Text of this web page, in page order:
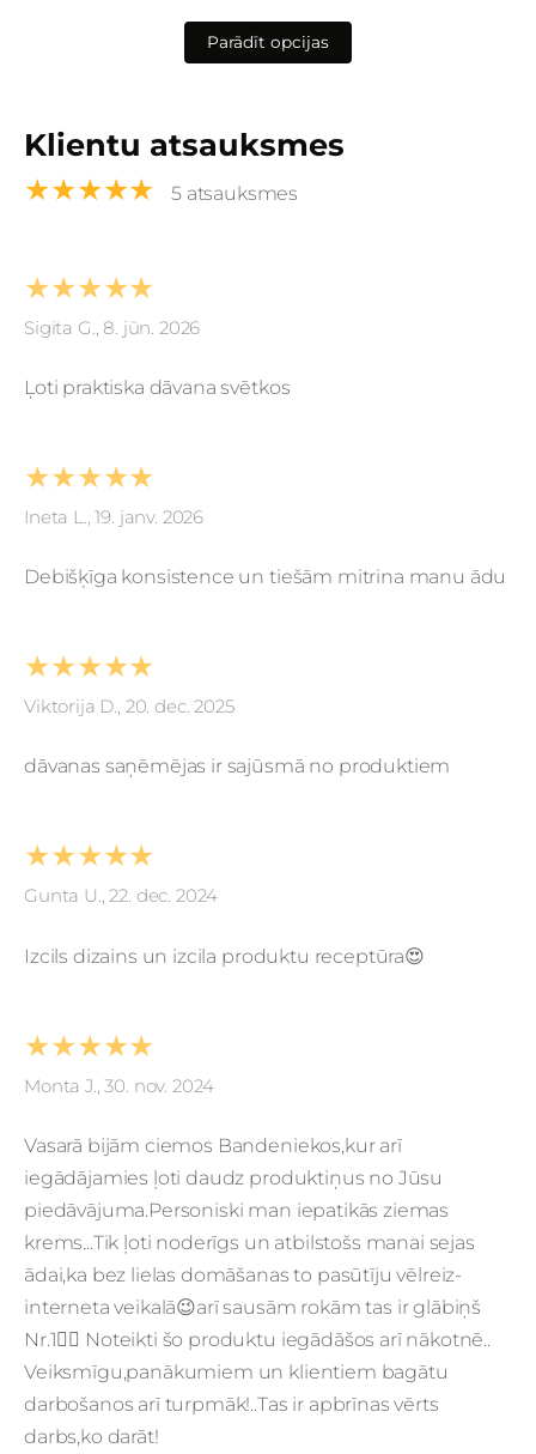
Parādīt opcijas
Klientu atsauksmes
★★★★★ 5 atsauksmes
★★★★★
Sigita G., 8. jūn. 2026
Ļoti praktiska dāvana svētkos
★★★★★
Ineta L., 19. janv. 2026
Debišķīga konsistence un tiešām mitrina manu ādu
★★★★★
Viktorija D., 20. dec. 2025
dāvanas saņēmējas ir sajūsmā no produktiem
★★★★★
Gunta U., 22. dec. 2024
Izcils dizains un izcila produktu receptūra😍
★★★★★
Monta J., 30. nov. 2024
Vasarā bijām ciemos Bandeniekos,kur arī
iegādājamies ļoti daudz produktiņus no Jūsu
piedāvājuma.Personiski man iepatikās ziemas
krems...Tik ļoti noderīgs un atbilstošs manai sejas
ādai,ka bez lielas domāšanas to pasūtīju vēlreiz-
interneta veikalā😉arī sausām rokām tas ir glābiņš
Nr.1👌🏻 Noteikti šo produktu iegādāšos arī nākotnē..
Veiksmīgu,panākumiem un klientiem bagātu
darbošanos arī turpmāk!..Tas ir apbrīnas vērts
darbs,ko darāt!